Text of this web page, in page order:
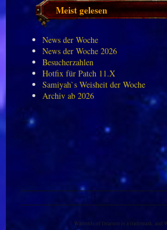
Meist gelesen
News der Woche
News der Woche 2026
Besucherzahlen
Hotfix für Patch 11.X
Samiyah`s Weisheit der Woche
Archiv ab 2026
Warlords of Draenor is a trademark, and